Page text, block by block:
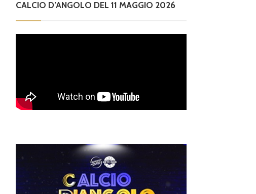
CALCIO D’ANGOLO DEL 11 MAGGIO 2026